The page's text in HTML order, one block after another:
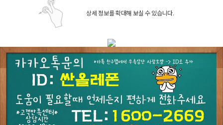
상세 정보를 확대해 보실 수 있습니다.